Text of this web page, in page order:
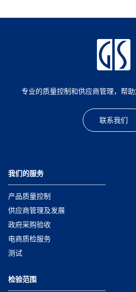
专业的质量控制和供应商管理，帮助
联系我们
我们的服务
产品质量控制
供应商管理及发展
政府采购验收
电商质检服务
测试
检验范围